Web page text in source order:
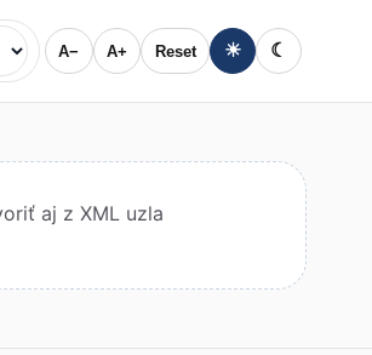
A− A+ Reset ☀ ☾
aj z XML uzla